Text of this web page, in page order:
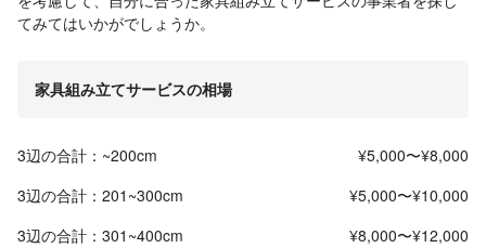
てみてはいかがでしょうか。
家具組み立てサービスの相場
3辺の合計：~200cm
¥5,000〜¥8,000
3辺の合計：201~300cm
¥5,000〜¥10,000
3辺の合計：301~400cm
¥8,000〜¥12,000